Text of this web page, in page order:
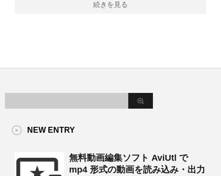
続きを見る
NEW ENTRY
無料動画編集ソフト AviUtl で
mp4 形式の動画を読み込み・出力